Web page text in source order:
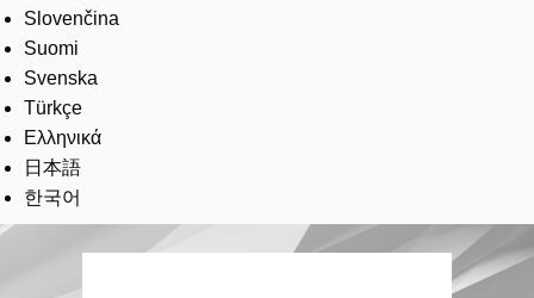
Slovenčina
Suomi
Svenska
Türkçe
Ελληνικά
日本語
한국어